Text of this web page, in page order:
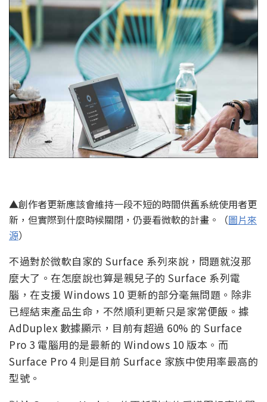
▲創作者更新應該會維持一段不短的時間供舊系統使用者更
新，但實際到什麼時候關閉，仍要看微軟的計畫。（圖片來
源）
不過對於微軟自家的 Surface 系列來說，問題就沒那
麼大了。在怎麼說也算是親兒子的 Surface 系列電
腦，在支援 Windows 10 更新的部分毫無問題。除非
已經結束產品生命，不然順利更新只是家常便飯。據
AdDuplex 數據顯示，目前有超過 60% 的 Surface
Pro 3 電腦用的是最新的 Windows 10 版本。而
Surface Pro 4 則是目前 Surface 家族中使用率最高的
型號。